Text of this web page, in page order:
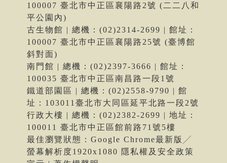
100007 臺北市中正區襄陽路2號 (二二八和
平公園內)
古生物館 | 總機：(02)2314-2699 | 館址：
100007 臺北市中正區襄陽路25號 (臺博館
斜對面)
南門館 | 總機：(02)2397-3666 | 館址：
100035 臺北市中正區南昌路一段1號
鐵道部園區 | 總機：(02)2558-9790 | 館
址：103011臺北市大同區延平北路一段2號
行政大樓 | 總機：(02)2382-2699 | 地址：
100011 臺北市中正區館前路71號5樓
最佳瀏覽狀態：Google Chrome最新版╱
螢幕解析度1920x1080 隱私權及安全政策